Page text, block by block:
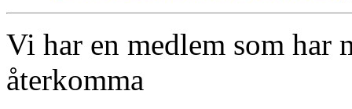
Vi har en medlem som har
återkomma